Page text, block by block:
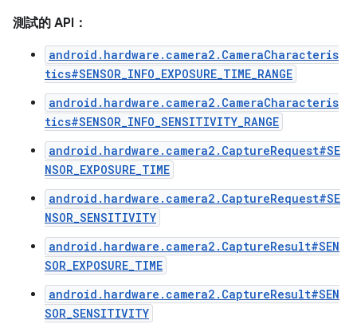
測試的 API：
android.hardware.camera2.CameraCharacteris
tics#SENSOR_INFO_EXPOSURE_TIME_RANGE
android.hardware.camera2.CameraCharacteris
tics#SENSOR_INFO_SENSITIVITY_RANGE
android.hardware.camera2.CaptureRequest#SE
NSOR_EXPOSURE_TIME
android.hardware.camera2.CaptureRequest#SE
NSOR_SENSITIVITY
android.hardware.camera2.CaptureResult#SEN
SOR_EXPOSURE_TIME
android.hardware.camera2.CaptureResult#SEN
SOR_SENSITIVITY